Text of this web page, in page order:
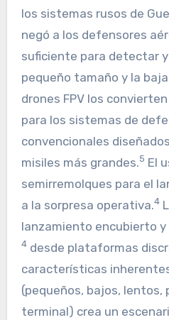
los sistemas rusos de
negó a los defensores
suficiente para detectar
pequeño tamaño y la
drones FPV los
para los sistemas de
convencionales
misiles más grandes.5 El
semirremolques para el
a la sorpresa operativa.4
lanzamiento encubierto
4desde plataformas
características
(pequeños, bajos, lentos,
terminal) crea un